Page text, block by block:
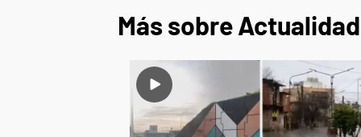
Más sobre Actualidad